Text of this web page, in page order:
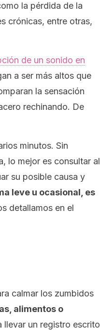
la pérdida de la
crónicas, entre otras,
de un sonido en
a ser más altos que
la sensación
rechinando. De
minutos. Sin
lo mejor es consultar al
su posible causa y
leve u ocasional, es
detallamos en el
calmar los zumbidos
alimentos o
llevar un registro escrito